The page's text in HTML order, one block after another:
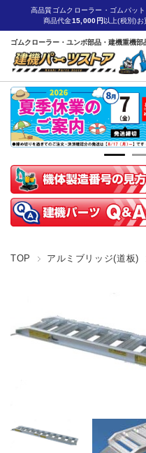
高品質ゴムクローラー・ゴムパッ
商品代金15,000円 以上(税別)
ゴムクローラー・ユンボ部品・建機重機部
TOP アルミブリッジ(道板)